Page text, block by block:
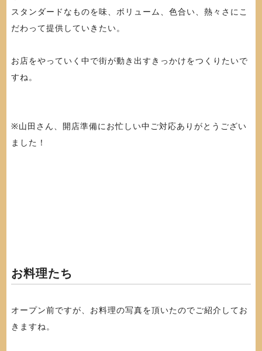
スタンダードなものを味、ボリューム、色合い、熱々さにこ
だわって提供していきたい。
お店をやっていく中で街が動き出すきっかけをつくりたいで
すね。
※山田さん、開店準備にお忙しい中ご対応ありがとうござい
ました！
お料理たち
オープン前ですが、お料理の写真を頂いたのでご紹介してお
きますね。